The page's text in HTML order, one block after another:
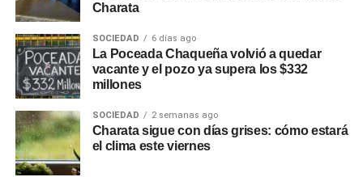
Charata
SOCIEDAD 6 días ago
La Poceada Chaqueña volvió a quedar
vacante y el pozo ya supera los $332
millones
SOCIEDAD 2 semanas ago
Charata sigue con días grises: cómo estará
el clima este viernes